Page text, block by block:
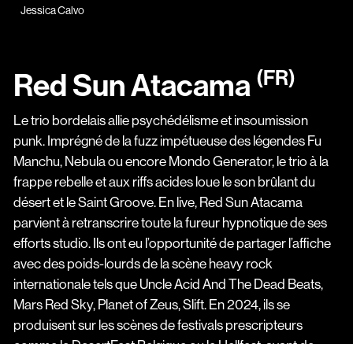
Jessica Calvo
Red Sun Atacama (FR)
Le trio bordelais allie psychédélisme et insoumission
punk. Imprégné de la fuzz impétueuse des légendes Fu
Manchu, Nebula ou encore Mondo Generator, le trio à la
frappe rebelle et aux riffs acides loue le son brûlant du
désert et le Saint Groove. En live, Red Sun Atacama
parvient à retranscrire toute la fureur hypnotique de ses
efforts studio. Ils ont eu l’opportunité de partager l’affiche
avec des poids-lourds de la scène heavy rock
internationale tels que Uncle Acid And The Dead Beats,
Mars Red Sky, Planet of Zeus, Slift. En 2024, ils se
produisent sur les scènes de festivals prescripteurs